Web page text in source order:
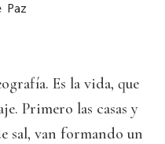
Paz
Es la vida, que
Primero las casas y
sal, van formando un